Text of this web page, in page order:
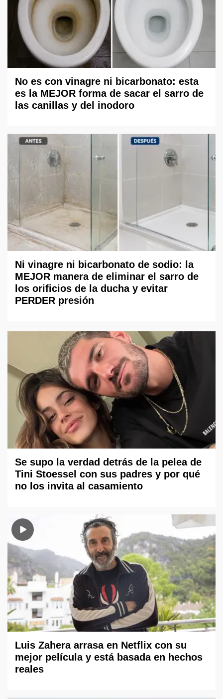
No es con vinagre ni bicarbonato: esta
es la MEJOR forma de sacar el sarro de
las canillas y del inodoro
Ni vinagre ni bicarbonato de sodio: la
MEJOR manera de eliminar el sarro de
los orificios de la ducha y evitar
PERDER presión
Se supo la verdad detrás de la pelea de
Tini Stoessel con sus padres y por qué
no los invita al casamiento
Luis Zahera arrasa en Netflix con su
mejor película y está basada en hechos
reales